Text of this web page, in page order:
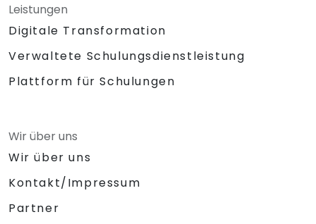
Leistungen
Digitale Transformation
Verwaltete Schulungsdienstleistung
Plattform für Schulungen
Wir über uns
Wir über uns
Kontakt/Impressum
Partner